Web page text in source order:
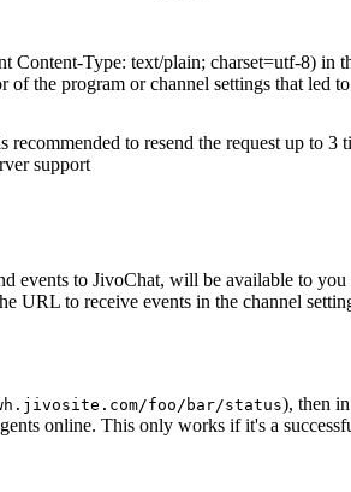
Content-Type: text/plain; charset=utf-8) in
of the program or channel settings that led
recommended to resend the request up to
support
events to JivoChat, will be available to
URL to receive events in the channel
foo/bar/status), then
online. This only works if it's a